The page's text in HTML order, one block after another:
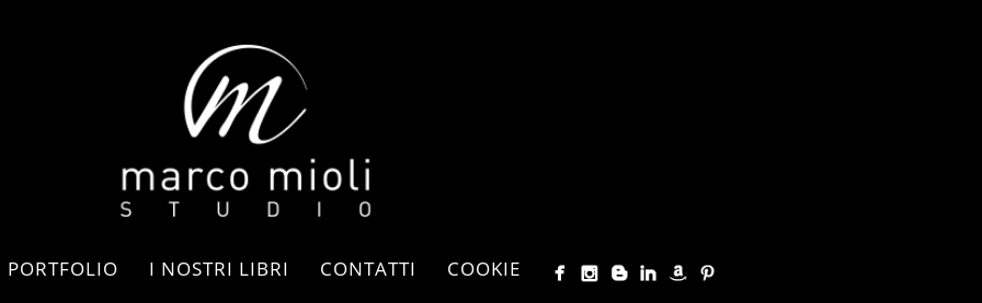
PORTFOLIO I NOSTRI LIBRI CONTATTI COOKIE